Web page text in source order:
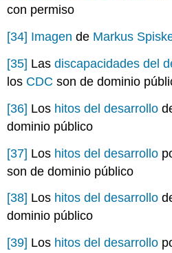
con permiso
[34] Imagen de Markus
[35] Lasdiscapacidades del
los CDC son de dominio
[36] Los hitos del desarrollo
dominio público
[37] Los hitos del desarrollo
son de dominio público
[38] Los hitos del desarrollo
dominio público
[39] Los hitos del desarrollo